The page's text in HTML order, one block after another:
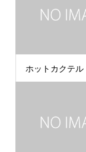
ホットカクテル